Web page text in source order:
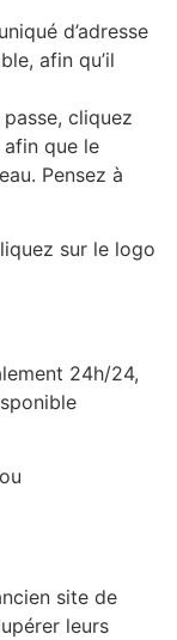
d’adresse
afin qu’il
cliquez
afin que le
Pensez à
sur le logo
24h/24,
site de
leurs